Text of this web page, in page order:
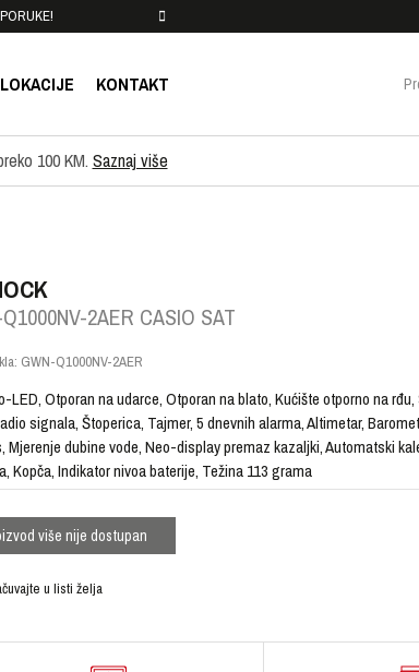
SIGURNO PLAĆANJE PLATNIM
LOKACIJE KONTAKT
100 KM. Saznaj više
2AER CASIO SAT
GWN-Q1000NV-2AER
LED, Otporan na udarce, Otporan na blato, Kućište otporno na
signala, Štoperica, Tajmer, 5 dnevnih alarma, Altimetar,
Mjerenje dubine vode, Neo-display premaz kazaljki, Automatski
Kopča, Indikator nivoa baterije, Težina 113 grama
više nije dostupan
u listi želja